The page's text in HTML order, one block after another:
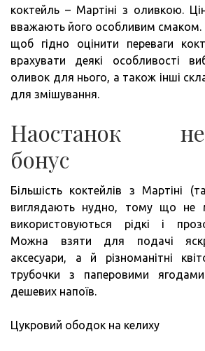
коктейль – Мартіні з оливкою.
вважають його особливим смаком.
щоб гідно оцінити переваги
врахувати деякі особливості
оливок для нього, а також інші
для змішування.
Наостанок
бонус
Більшість коктейлів з Мартіні
виглядають нудно, тому що не
використовуються рідкі і
Можна взяти для подачі
аксесуари, а й різноманітні
трубочки з паперовими
дешевих напоїв.
Цукровий ободок на келиху